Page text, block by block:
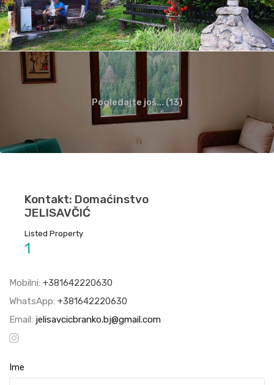
Pogledajte još... (13)
Kontakt: Domaćinstvo
JELISAVČIĆ
Listed Property
1
Mobilni: +381642220630
WhatsApp: +381642220630
Email: jelisavcicbranko.bj@gmail.com
Ime